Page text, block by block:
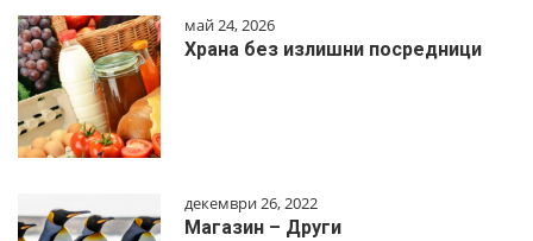
май 24, 2026
Храна без излишни посредници
декември 26, 2022
Магазин – Други